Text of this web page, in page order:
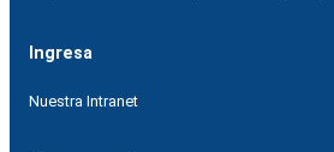
Ingresa
Nuestra Intranet